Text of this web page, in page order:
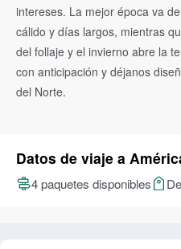
intereses. La mejor época va
cálido y días largos, mientras
del follaje y el invierno abre la
con anticipación y déjanos
del Norte.
Datos de viaje a
4 paquetes disponibles